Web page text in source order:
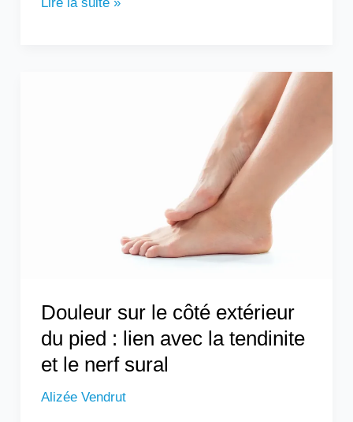
Douleur sur le côté extérieur
du pied : lien avec la tendinite
et le nerf sural
Alizée Vendrut
la
tendinite
et
le
nerf